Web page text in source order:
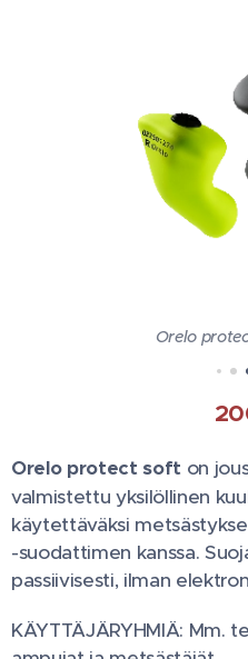
Orelo
Orelo protect soft on
valmistettu yksilöllinen
käytettäväksi
-suodattimen kanssa.
passiivisesti, ilman
KÄYTTÄJÄRYHMIÄ: Mm.